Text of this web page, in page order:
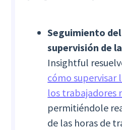
Seguimiento
supervisión de
Insightful
cómo supervisar
los trabajadores
permitiéndole
de las horas de